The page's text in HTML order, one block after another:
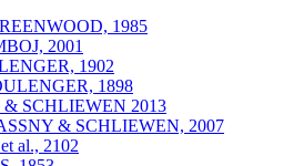
1985
2001
1902
1898
SCHLIEWEN 2013
& SCHLIEWEN, 2007
al., 2102